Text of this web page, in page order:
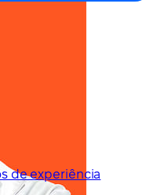
de experiência